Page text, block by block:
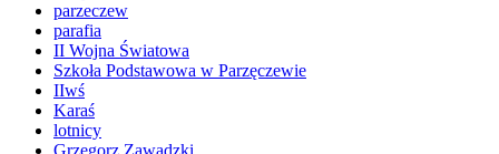
parzeczew
parafia
II Wojna Światowa
Szkoła Podstawowa w Parzęczewie
IIwś
Karaś
lotnicy
Grzegorz Zawadzki